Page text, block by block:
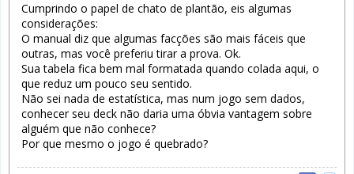
Cumprindo o papel de chato de plantão, eis algumas
considerações:
O manual diz que algumas facções são mais fáceis que
outras, mas você preferiu tirar a prova. Ok.
Sua tabela fica bem mal formatada quando colada aqui, o
que reduz um pouco seu sentido.
Não sei nada de estatística, mas num jogo sem dados,
conhecer seu deck não daria uma óbvia vantagem sobre
alguém que não conhece?
Por que mesmo o jogo é quebrado?